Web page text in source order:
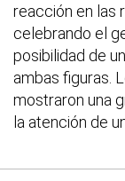
reacción en las
celebrando el
posibilidad de
ambas figuras.
mostraron una
la atención de